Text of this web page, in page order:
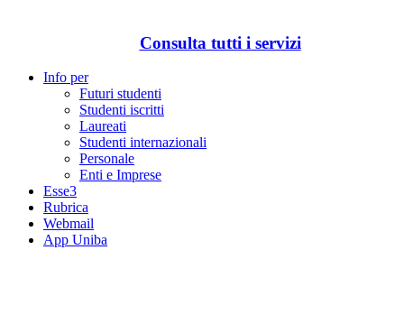
Consulta tutti i servizi
Info per
Futuri studenti
Studenti iscritti
Laureati
Studenti internazionali
Personale
Enti e Imprese
Esse3
Rubrica
Webmail
App Uniba